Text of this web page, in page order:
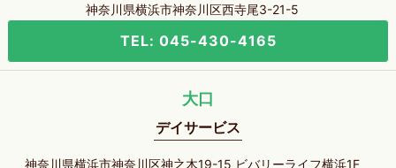
神奈川県横浜市神奈川区西寺尾3-21-5
TEL: 045-430-4165
大口
デイサービス
神奈川県横浜市神奈川区神之木19-15 ビバリーライフ横浜1F